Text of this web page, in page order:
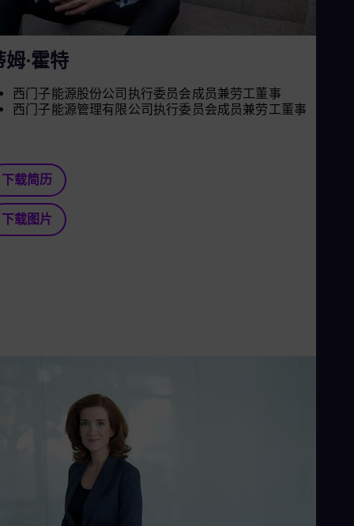
姆·霍特
西门子能源股份公司执行委员会成员兼劳工董事
西门子能源管理有限公司执行委员会成员兼劳工董事
下载简历
下载图片